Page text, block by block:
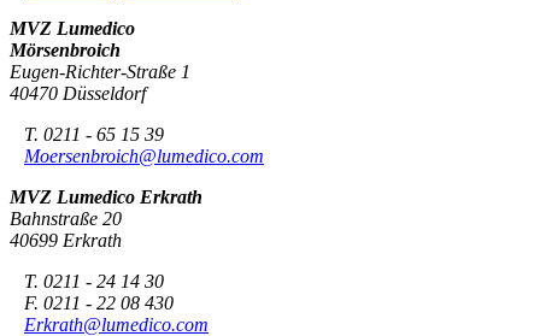
MVZ Lumedico
Mörsenbroich
Eugen-Richter-Straße 1
40470 Düsseldorf
T. 0211 - 65 15 39
Moersenbroich@lumedico.com
MVZ Lumedico Erkrath
Bahnstraße 20
40699 Erkrath
T. 0211 - 24 14 30
F. 0211 - 22 08 430
Erkrath@lumedico.com